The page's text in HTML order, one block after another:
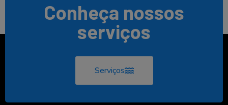
Conheça nossos
serviços
Serviços